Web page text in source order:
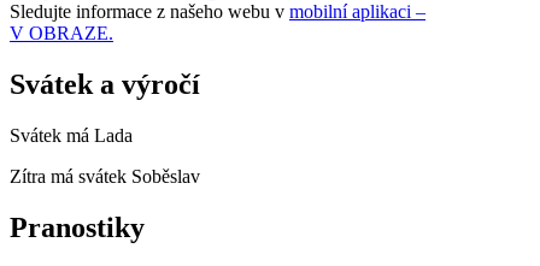
Sledujte informace z našeho webu v mobilní aplikaci –
V OBRAZE.
Svátek a výročí
Svátek má Lada
Zítra má svátek Soběslav
Pranostiky